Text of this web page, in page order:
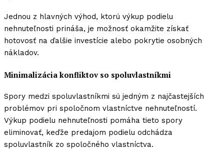
Jednou z hlavných výhod, ktorú výkup podielu
nehnuteľnosti prináša, je možnosť okamžite získať
hotovosť na ďalšie investície alebo pokrytie osobných
nákladov.
Minimalizácia konfliktov so spoluvlastníkmi
Spory medzi spoluvlastníkmi sú jedným z najčastejších
problémov pri spoločnom vlastníctve nehnuteľností.
Výkup podielu nehnuteľnosti pomáha tieto spory
eliminovať, keďže predajom podielu odchádza
spoluvlastník zo spoločného vlastníctva.